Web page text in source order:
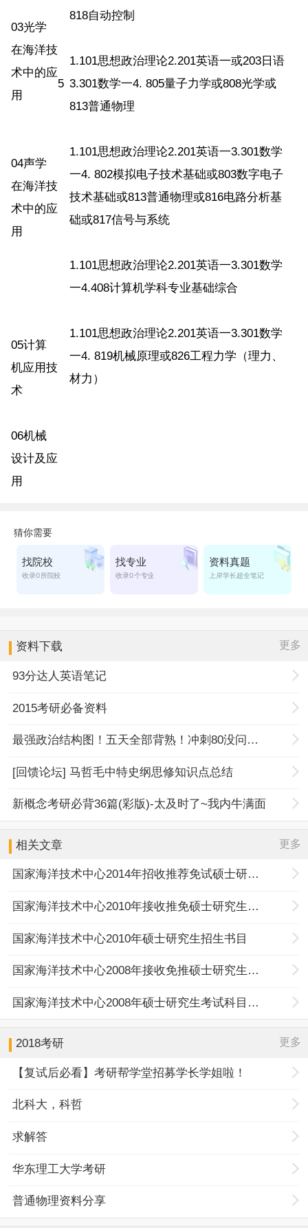
03光学
在海洋技
术中的应
用
04声学
在海洋技
术中的应
用
05计算
机应用技
术
06机械
设计及应
用
5
818自动控制
1.101思想政治理论2.201英语一或203日语
3.301数学一4. 805量子力学或808光学或
813普通物理
1.101思想政治理论2.201英语一3.301数学
一4. 802模拟电子技术基础或803数字电子
技术基础或813普通物理或816电路分析基
础或817信号与系统
1.101思想政治理论2.201英语一3.301数学
一4.408计算机学科专业基础综合
1.101思想政治理论2.201英语一3.301数学
一4. 819机械原理或826工程力学（理力、
材力）
资料下载 更多
93分达人英语笔记
2015考研必备资料
最强政治结构图！五天全部背熟！冲刺80没问题！
[回馈论坛] 马哲毛中特史纲思修知识点总结
新概念考研必背36篇(彩版)-太及时了~我内牛满面
相关文章 更多
国家海洋技术中心2014年招收推荐免试硕士研究生简章
国家海洋技术中心2010年接收推免硕士研究生公告
国家海洋技术中心2010年硕士研究生招生书目
国家海洋技术中心2008年接收免推硕士研究生公告
国家海洋技术中心2008年硕士研究生考试科目参考书
2018考研 更多
【复试后必看】考研帮学堂招募学长学姐啦！
北科大，科哲
求解答
华东理工大学考研
普通物理资料分享